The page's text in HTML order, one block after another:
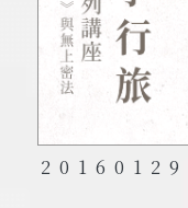
20160129